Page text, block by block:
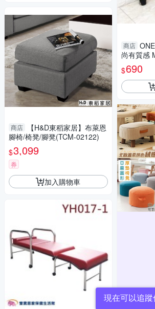
商店
【H&D東稻家居】布萊恩
腳椅/椅凳/腳凳(TCM-02122)
$3,099
券
加入購物車
商店
尚有質感
墊)
$690
現在可以追蹤